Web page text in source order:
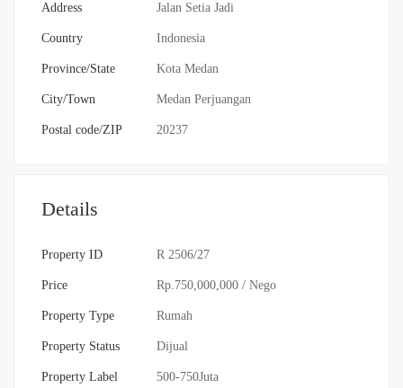
Address Jalan Setia Jadi
Country Indonesia
Province/State Kota Medan
City/Town Medan Perjuangan
Postal code/ZIP 20237
Details
Property ID R 2506/27
Price Rp.750,000,000 / Nego
Property Type Rumah
Property Status Dijual
Property Label 500-750Juta